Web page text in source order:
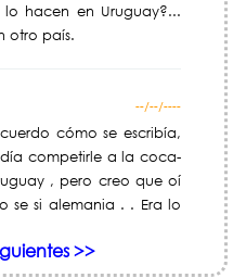
hacen en Uruguay?...
otro país.
--/--/----
cómo se escribía,
competirle a la coca-
, pero creo que oí
se si alemania . . Era lo
>>